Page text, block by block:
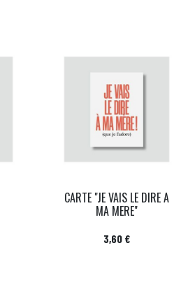
CARTE "JE VAIS LE DIRE A
MA MERE"
Prix
3,60 €